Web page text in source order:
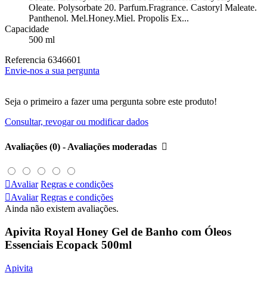
Oleate. Polysorbate 20. Parfum.Fragrance. Castoryl Maleate.
Panthenol. Mel.Honey.Miel. Propolis Ex...
Capacidade
500 ml
Referencia 6346601
Envie-nos a sua pergunta
Seja o primeiro a fazer uma pergunta sobre este produto!
Consultar, revogar ou modificar dados
Avaliações (0) - Avaliações moderadas 
Avaliar Regras e condições
Avaliar Regras e condições
Ainda não existem avaliações.
Apivita Royal Honey Gel de Banho com Óleos
Essenciais Ecopack 500ml
Apivita